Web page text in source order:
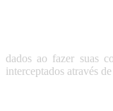
dados ao fazer suas
interceptados através